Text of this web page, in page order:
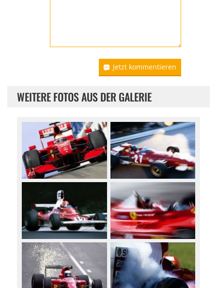
Jetzt kommentieren
WEITERE FOTOS AUS DER GALERIE